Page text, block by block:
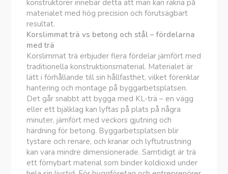
konstruktörer innebär detta att man kan räkna på
materialet med hög precision och förutsägbart
resultat.
Korslimmat trä vs betong och stål – fördelarna
med trä
Korslimmat trä erbjuder flera fördelar jämfört med
traditionella konstruktionsmaterial. Materialet är
lätt i förhållande till sin hållfasthet, vilket förenklar
hantering och montage på byggarbetsplatsen.
Det går snabbt att bygga med KL-trä – en vägg
eller ett bjälklag kan lyftas på plats på några
minuter, jämfört med veckors gjutning och
härdning för betong. Byggarbetsplatsen blir
tystare och renare, och kranar och lyftutrustning
kan vara mindre dimensionerade. Samtidigt är trä
ett förnybart material som binder koldioxid under